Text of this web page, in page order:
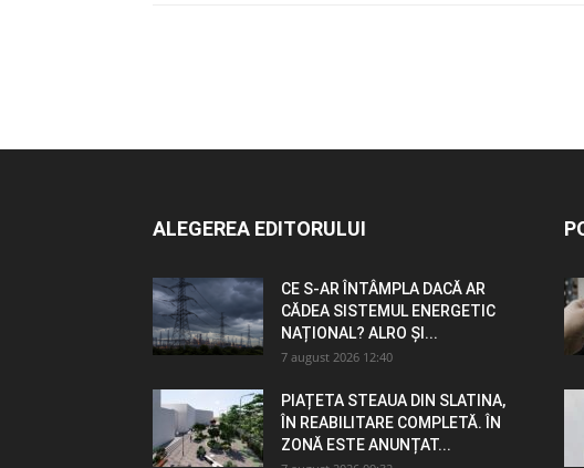
ALEGEREA EDITORULUI
CE S-AR ÎNTÂMPLA DACĂ AR
CĂDEA SISTEMUL ENERGETIC
NAȚIONAL? ALRO ȘI...
7 august 2026 12:40
PIAȚETA STEAUA DIN SLATINA,
ÎN REABILITARE COMPLETĂ. ÎN
ZONĂ ESTE ANUNȚAT...